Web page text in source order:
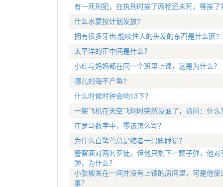
有一死刑犯，在执刑时挨了两枪还未死，等挨
什么水要按计划发放?
拥有很多牙齿,能咬住人的头发的东西是什么麼?
太平洋的正中间是什么？
小红与妈妈都在同一个班里上课，这是为什么？
哪儿的海不产鱼?
什么时候时钟会响13下？
一架飞机在天空飞翔时突然没油了，请问：什么
在罗马数字中，零该怎么写？
为什么白鹭莺总是缩者一只脚睡觉？
警察面对两名歹徒，但他只剩下一颗子弹，他
弹，为什么？
小张被关在一间并没有上锁的房间里，可是他
事？